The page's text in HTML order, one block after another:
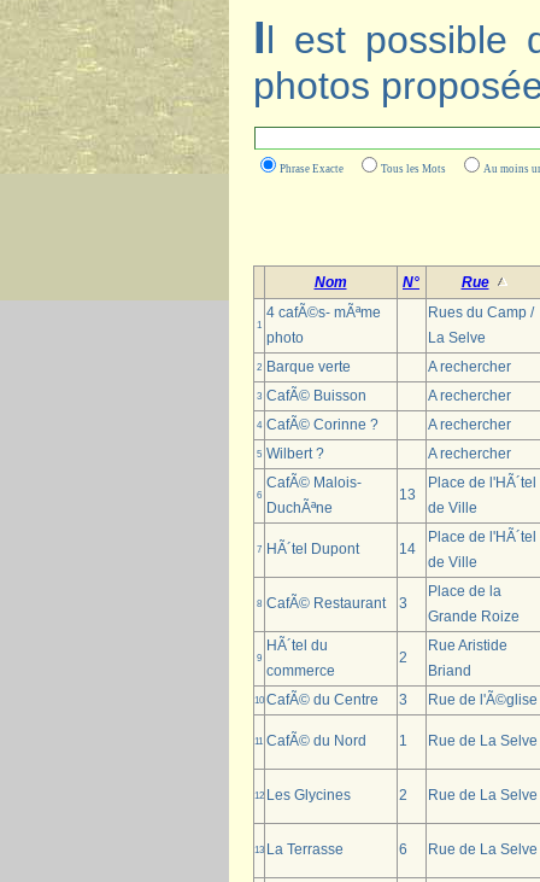
Il est possible
photos
Phrase Exacte Tous les Mots Au
Nom N° Rue
1
4 cafÃ©s- mÃªme
photo
Rues du Camp /
La Selve
2 Barque verte A rechercher
3 CafÃ© Buisson A rechercher
4 CafÃ© Corinne ? A rechercher
5 Wilbert ? A rechercher
6
CafÃ© Malois-
DuchÃªne
13
Place de l'HÃ´tel
de Ville
7 HÃ´tel Dupont 14
Place de l'HÃ´tel
de Ville
8 CafÃ© Restaurant 3
Place de la
Grande Roize
9
HÃ´tel du
commerce
2
Rue Aristide
Briand
10 CafÃ© du Centre 3 Rue de l'Ã©glise
11 CafÃ© du Nord 1 Rue de La Selve
12 Les Glycines 2 Rue de La Selve
13 La Terrasse 6 Rue de La Selve